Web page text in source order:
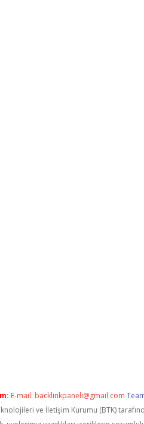
E-mail: backlinkpaneli@gmail.com
ve İletişim Kurumu (BTK)